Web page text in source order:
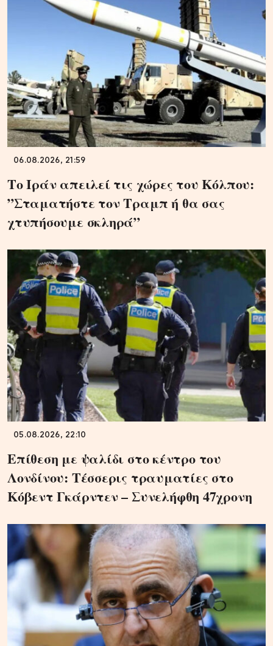
06.08.2026, 21:59
Το Ιράν απειλεί τις χώρες του Κόλπου:
”Σταματήστε τον Τραμπ ή θα σας
χτυπήσουμε σκληρά”
05.08.2026, 22:10
Επίθεση με ψαλίδι στο κέντρο του
Λονδίνου: Τέσσερις τραυματίες στο
Κόβεντ Γκάρντεν – Συνελήφθη 47χρονη